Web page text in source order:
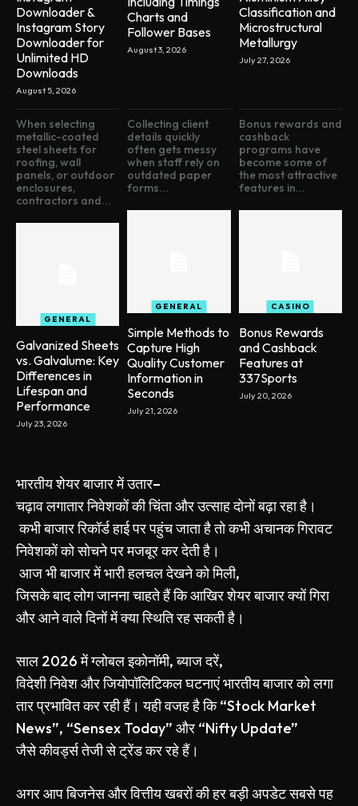
Downloader &
Instagram Story
Downloader for
Unlimited HD
Downloads
August 5, 2026
Charts and
Follower Bases
August 3, 2026
Classification and
Microstructural
Metallurgy
July 27, 2026
When selecting
metallic-coated
steel sheets for
roofing, wall
panels, or outdoor
enclosures,
contractors and...
GENERAL
Galvanized Sheets
vs. Galvalume: Key
Differences in
Lifespan and
Performance
July 23, 2026
Collecting client
details quickly
often gets messy
when staff rely on
outdated paper
forms...
GENERAL
Simple Methods to
Capture High
Quality Customer
Information in
Seconds
July 21, 2026
Bonus rewards and
cashback
programs have
become some of
the most attractive
features in...
CASINO
Bonus Rewards
and Cashback
Features at
337Sports
July 20, 2026
भारतीयशेयरबाजारमेंउतार–
चढ़ावलगातारनिवेशकोंकीचिंताऔरउत्साहदोनोंबढ़ारहाहै।
कभीबाजाररिकॉर्डहाईपरपहुंचजाताहैतोकभीअचानकगिरावट
निवेशकोंकोसोचनेपरमजबूरकरदेतीहै।
आजभीबाजारमेंभारीहलचलदेखनेकोमिली,
जिसकेबादलोगजाननाचाहतेहैंकिआखिरशेयरबाजारक्योंगिरा
औरआनेवालेदिनोंमेंक्यास्थितिरहसकतीहै।
साल 2026मेंग्लोबलइकोनॉमी,ब्याजदरें,
विदेशीनिवेशऔरजियोपॉलिटिकलघटनाएंभारतीयबाजारकोलगा
तारप्रभावितकररहीहैं। यहीवजहहैकि“Stock Market
News”, “Sensex Today” और “Nifty Update”
जैसेकीवर्ड्सतेजीसेट्रेंडकररहेहैं।
अगरआपबिजनेसऔरवित्तीयखबरोंकीहरबड़ीअपडेटसबसेपह